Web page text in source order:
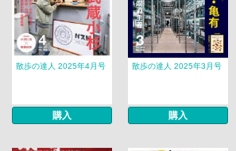
散歩の達人 2025年4月号
購入
散歩の達人 2025年3月号
購入